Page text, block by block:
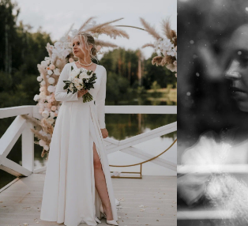
Все права защищены
Перепечатка и цитирование материалов запрещены
Политика конфиденциальности
Реквизиты
Свадебный организатор
Фотосъемка
Банкет на свадьбу
Свадьба на теплоходе
Аренда декора
О НАС
О нас
Цены на услуги
Портфолио
Отзывы